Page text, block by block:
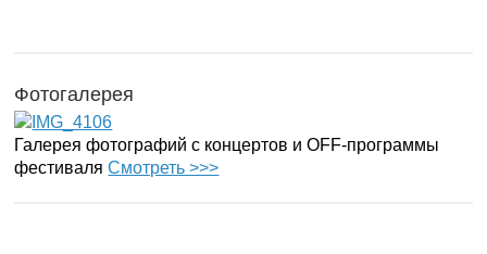
Фотогалерея
Галерея фотографий с концертов и OFF-программы
фестиваляСмотреть >>>